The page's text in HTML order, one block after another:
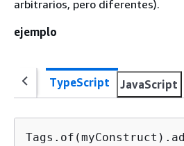
arbitrarios, pero diferentes).
ejemplo
TypeScript JavaScript